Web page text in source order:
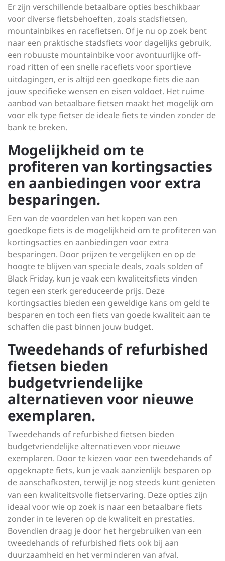
Er zijn verschillende betaalbare opties beschikbaar
voor diverse fietsbehoeften, zoals stadsfietsen,
mountainbikes en racefietsen. Of je nu op zoek bent
naar een praktische stadsfiets voor dagelijks gebruik,
een robuuste mountainbike voor avontuurlijke off-
road ritten of een snelle racefiets voor sportieve
uitdagingen, er is altijd een goedkope fiets die aan
jouw specifieke wensen en eisen voldoet. Het ruime
aanbod van betaalbare fietsen maakt het mogelijk om
voor elk type fietser de ideale fiets te vinden zonder de
bank te breken.
Mogelijkheid om te
profiteren van kortingsacties
en aanbiedingen voor extra
besparingen.
Een van de voordelen van het kopen van een
goedkope fiets is de mogelijkheid om te profiteren van
kortingsacties en aanbiedingen voor extra
besparingen. Door prijzen te vergelijken en op de
hoogte te blijven van speciale deals, zoals solden of
Black Friday, kun je vaak een kwaliteitsfiets vinden
tegen een sterk gereduceerde prijs. Deze
kortingsacties bieden een geweldige kans om geld te
besparen en toch een fiets van goede kwaliteit aan te
schaffen die past binnen jouw budget.
Tweedehands of refurbished
fietsen bieden
budgetvriendelijke
alternatieven voor nieuwe
exemplaren.
Tweedehands of refurbished fietsen bieden
budgetvriendelijke alternatieven voor nieuwe
exemplaren. Door te kiezen voor een tweedehands of
opgeknapte fiets, kun je vaak aanzienlijk besparen op
de aanschafkosten, terwijl je nog steeds kunt genieten
van een kwaliteitsvolle fietservaring. Deze opties zijn
ideaal voor wie op zoek is naar een betaalbare fiets
zonder in te leveren op de kwaliteit en prestaties.
Bovendien draag je door het hergebruiken van een
tweedehands of refurbished fiets ook bij aan
duurzaamheid en het verminderen van afval.